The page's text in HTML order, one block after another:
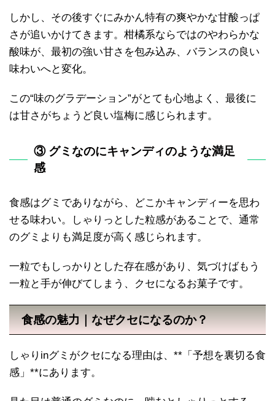
しかし、その後すぐにみかん特有の爽やかな甘酸っぱ
さが追いかけてきます。柑橘系ならではのやわらかな
酸味が、最初の強い甘さを包み込み、バランスの良い
味わいへと変化。
この“味のグラデーション”がとても心地よく、最後に
は甘さがちょうど良い塩梅に感じられます。
③ グミなのにキャンディのような満足
感
食感はグミでありながら、どこかキャンディーを思わ
せる味わい。しゃりっとした粒感があることで、通常
のグミよりも満足度が高く感じられます。
一粒でもしっかりとした存在感があり、気づけばもう
一粒と手が伸びてしまう、クセになるお菓子です。
食感の魅力｜なぜクセになるのか？
しゃりinグミがクセになる理由は、**「予想を裏切る食
感」**にあります。